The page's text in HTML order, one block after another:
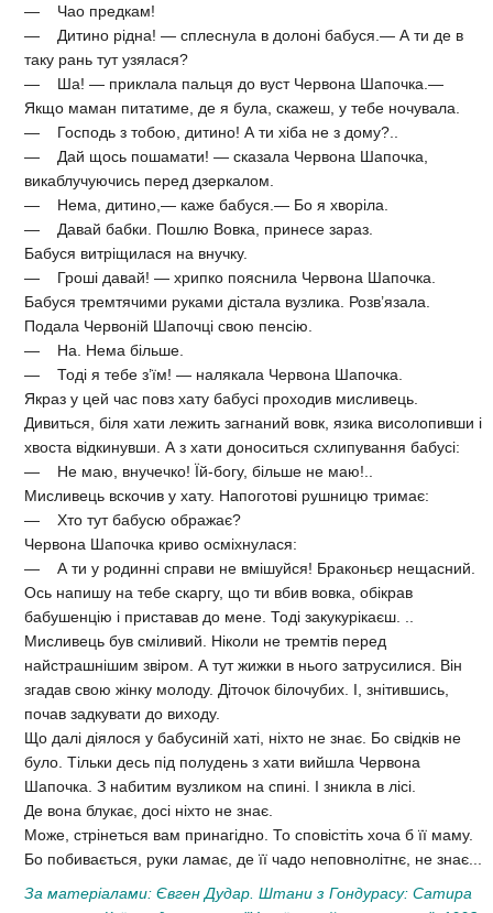
— Чао предкам!
— Дитино рідна! — сплеснула в долоні бабуся.— А ти де в
таку рань тут узялася?
— Ша! — приклала пальця до вуст Червона Шапочка.—
Якщо маман питатиме, де я була, скажеш, у тебе ночувала.
— Господь з тобою, дитино! А ти хіба не з дому?..
— Дай щось пошамати! — сказала Червона Шапочка,
викаблучуючись перед дзеркалом.
— Нема, дитино,— каже бабуся.— Бо я хворіла.
— Давай бабки. Пошлю Вовка, принесе зараз.
Бабуся витріщилася на внучку.
— Гроші давай! — хрипко пояснила Червона Шапочка.
Бабуся тремтячими руками дістала вузлика. Розв’язала.
Подала Червоній Шапочці свою пенсію.
— На. Нема більше.
— Тоді я тебе з’їм! — налякала Червона Шапочка.
Якраз у цей час повз хату бабусі проходив мисливець.
Дивиться, біля хати лежить загнаний вовк, язика висолопивши і
хвоста відкинувши. А з хати доноситься схлипування бабусі:
— Не маю, внучечко! Їй-богу, більше не маю!..
Мисливець вскочив у хату. Напоготові рушницю тримає:
— Хто тут бабусю ображає?
Червона Шапочка криво осміхнулася:
— А ти у родинні справи не вмішуйся! Браконьєр нещасний.
Ось напишу на тебе скаргу, що ти вбив вовка, обікрав
бабушенцію і приставав до мене. Тоді закукурікаєш. ..
Мисливець був сміливий. Ніколи не тремтів перед
найстрашнішим звіром. А тут жижки в нього затрусилися. Він
згадав свою жінку молоду. Діточок білочубих. І, знітившись,
почав задкувати до виходу.
Що далі діялося у бабусиній хаті, ніхто не знає. Бо свідків не
було. Тільки десь під полудень з хати вийшла Червона
Шапочка. З набитим вузликом на спині. І зникла в лісі.
Де вона блукає, досі ніхто не знає.
Може, стрінеться вам принагідно. То сповістіть хоча б її маму.
Бо побивається, руки ламає, де її чадо неповнолітнє, не знає...
За матеріалами: Євген Дудар. Штани з Гондурасу: Сатира